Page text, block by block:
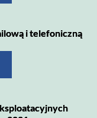
i telefoniczną